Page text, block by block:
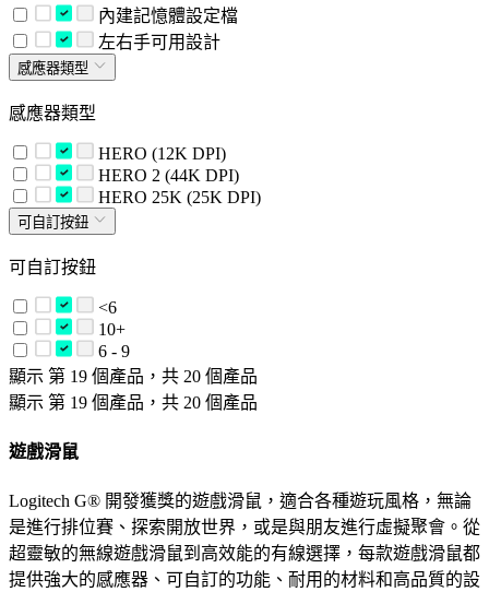
內建記憶體設定檔
左右手可用設計
感應器類型
感應器類型
HERO (12K DPI)
HERO 2 (44K DPI)
HERO 25K (25K DPI)
可自訂按鈕
可自訂按鈕
<6
10+
6 - 9
顯示 第 19 個產品，共 20 個產品
顯示 第 19 個產品，共 20 個產品
遊戲滑鼠
Logitech G® 開發獲獎的遊戲滑鼠，適合各種遊玩風格，無論
是進行排位賽、探索開放世界，或是與朋友進行虛擬聚會。從
超靈敏的無線遊戲滑鼠到高效能的有線選擇，每款遊戲滑鼠都
提供強大的感應器、可自訂的功能、耐用的材料和高品質的設